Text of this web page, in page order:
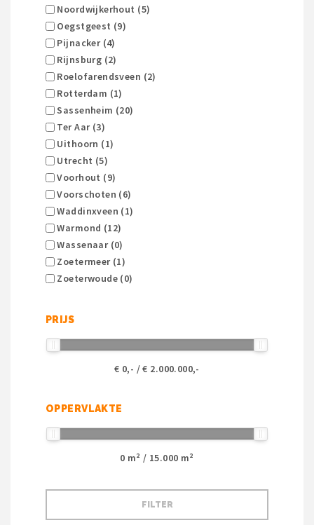
Noordwijkerhout (5)
Oegstgeest (9)
Pijnacker (4)
Rijnsburg (2)
Roelofarendsveen (2)
Rotterdam (1)
Sassenheim (20)
Ter Aar (3)
Uithoorn (1)
Utrecht (5)
Voorhout (9)
Voorschoten (6)
Waddinxveen (1)
Warmond (12)
Wassenaar (0)
Zoetermeer (1)
Zoeterwoude (0)
PRIJS
€ 0,- / € 2.000.000,-
OPPERVLAKTE
0 m² / 15.000 m²